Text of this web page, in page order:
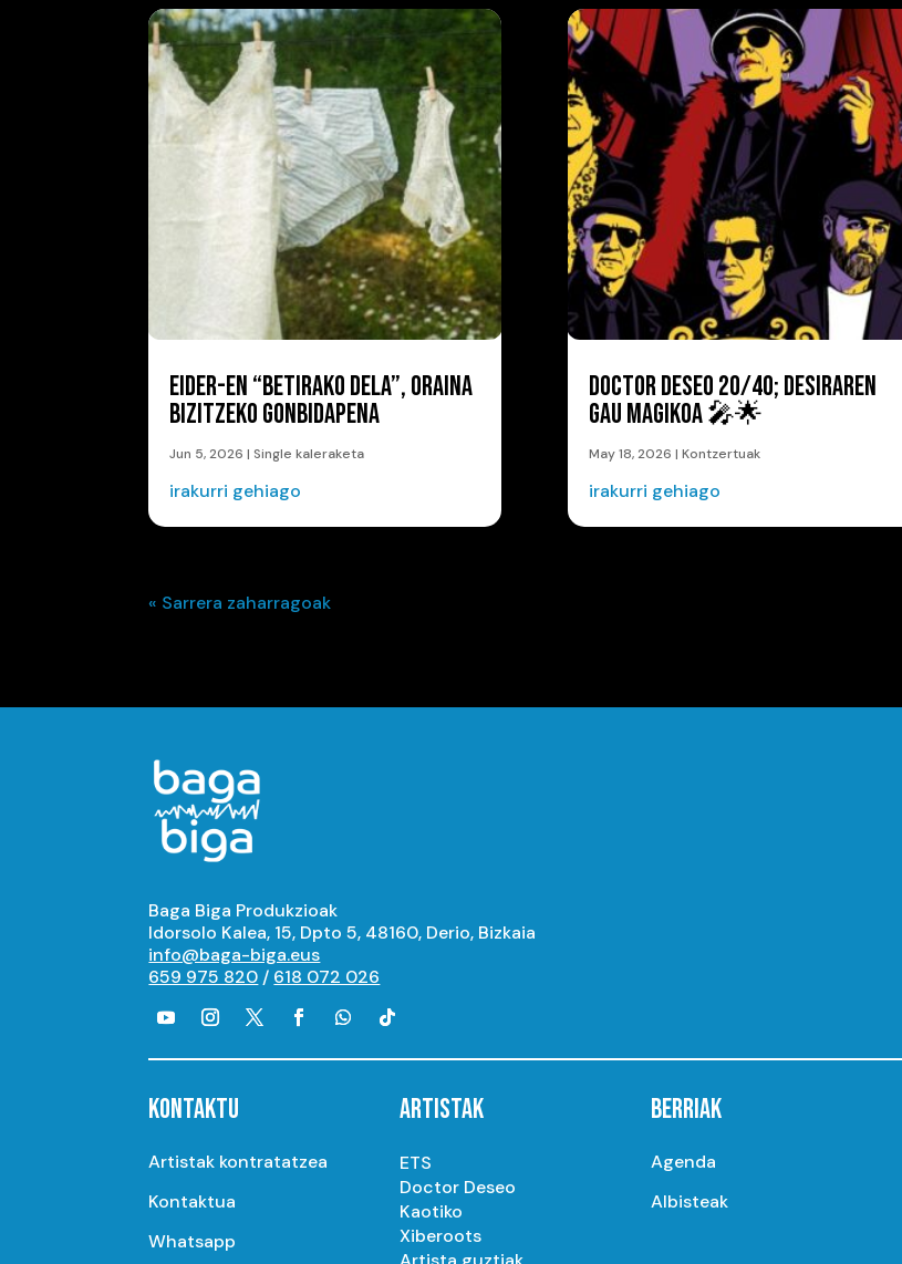
EIDER-EN “BETIRAKO DELA”, ORAINA
BIZITZEKO GONBIDAPENA
Jun 5, 2026 | Single kaleraketa
irakurri gehiago
DOCTOR DESEO 20/40; DESIRAREN
GAU MAGIKOA 🎤🌟
May 18, 2026 | Kontzertuak
irakurri gehiago
« Sarrera zaharragoak
Baga Biga Produkzioak
Idorsolo Kalea, 15, Dpto 5, 48160, Derio, Bizkaia
info@baga-biga.eus
659 975 820 / 618 072 026
KONTAKTU
Artistak kontratatzea
Kontaktua
Whatsapp
ARTISTAK
ETS
Doctor Deseo
Kaotiko
Xiberoots
BERRIAK
Agenda
Albisteak